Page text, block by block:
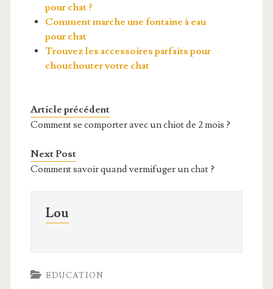
pour chat ?
Comment marche une fontaine à eau
pour chat
Trouvez les accessoires parfaits pour
chouchouter votre chat
Article précédent
Comment se comporter avec un chiot de 2 mois ?
Next Post
Comment savoir quand vermifuger un chat ?
Lou
EDUCATION